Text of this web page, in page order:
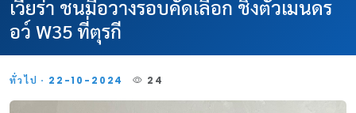
เวียร่า ชนมือวางรอบคัดเลือก ชิงตั๋วเมนดร
อว์ W35 ที่ตุรกี
ทั่วไป · 22-10-2024 24